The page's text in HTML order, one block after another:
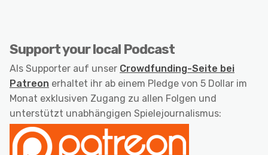
Support your local Podcast
Als Supporter auf unser Crowdfunding-Seite bei
Patreon erhaltet ihr ab einem Pledge von 5 Dollar im
Monat exklusiven Zugang zu allen Folgen und
unterstützt unabhängigen Spielejournalismus: